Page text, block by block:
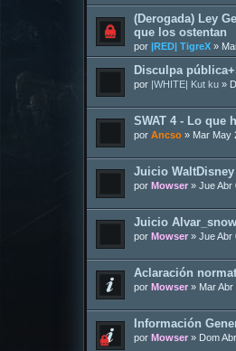
(Derogada) Ley
que los ostentan
por |RED| TigreX »
Disculpa
por |WHITE| Kut ku »
SWAT 4 - Lo que
por Ancso » Mar May
Juicio WaltDisney
por Mowser » Jue Abr
Juicio Alvar_snow
por Mowser » Jue Abr
Aclaración
por Mowser » Mar
Información
por Mowser » Dom